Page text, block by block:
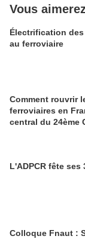
Vous
Électrification
au ferroviaire
Comment rouvrir
ferroviaires en
central du 24ème
L'ADPCR fête
Colloque Fnaut :